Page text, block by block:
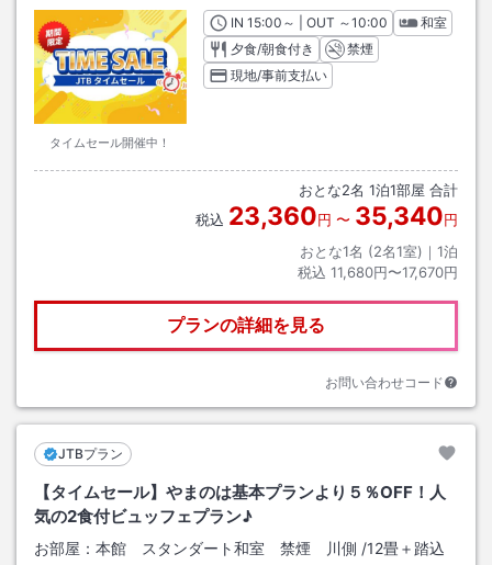
タイムセール開催中！
INチェックイン
15:00 ～ | OUT チェックアウト
～10:00
和室
夕食/朝食付き
禁煙
現地/事前支払い
おとな2名 1泊1部屋 合計
税込 23,360円 〜 35,340円
おとな1名 (2名1室)｜ 1泊
税込 11,680円〜17,670円
プランの詳細を見る
お問い合わせコード
JTBプラン
【タイムセール】やまのは基本プランより５％OFF！人
気の2食付ビュッフェプラン♪
お部屋： 本館 スタンダート和室 禁煙 川側 /12畳＋踏込